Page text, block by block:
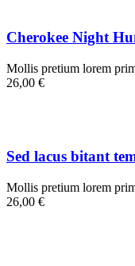
Cherokee Night
Mollis pretium lorem
26,00 €
Sed lacus bitant
Mollis pretium lorem
26,00 €